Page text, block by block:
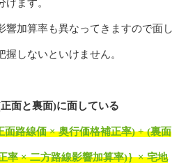
ます。
響加算率も異なってきますので面し
しないといけません。
面と裏面)に面している
面路線価 × 奥行価格補正率) + (裏面
率 × 二方路線影響加算率)｝× 宅地